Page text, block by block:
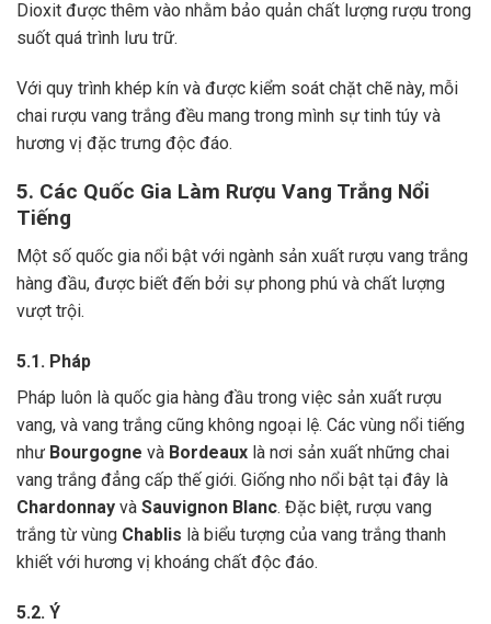
Dioxit được thêm vào nhằm bảo quản chất lượng rượu trong
suốt quá trình lưu trữ.
Với quy trình khép kín và được kiểm soát chặt chẽ này, mỗi
chai rượu vang trắng đều mang trong mình sự tinh túy và
hương vị đặc trưng độc đáo.
5. Các Quốc Gia Làm Rượu Vang Trắng Nổi
Tiếng
Một số quốc gia nổi bật với ngành sản xuất rượu vang trắng
hàng đầu, được biết đến bởi sự phong phú và chất lượng
vượt trội.
5.1. Pháp
Pháp luôn là quốc gia hàng đầu trong việc sản xuất rượu
vang, và vang trắng cũng không ngoại lệ. Các vùng nổi tiếng
như Bourgogne và Bordeaux là nơi sản xuất những chai
vang trắng đẳng cấp thế giới. Giống nho nổi bật tại đây là
Chardonnay và Sauvignon Blanc. Đặc biệt, rượu vang
trắng từ vùng Chablis là biểu tượng của vang trắng thanh
khiết với hương vị khoáng chất độc đáo.
5.2. Ý